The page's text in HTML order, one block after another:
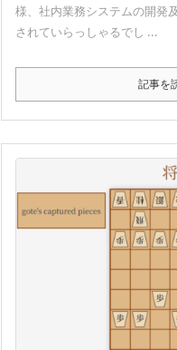
様、社内業務システムの開発
されていらっしゃるでし ...
記事を